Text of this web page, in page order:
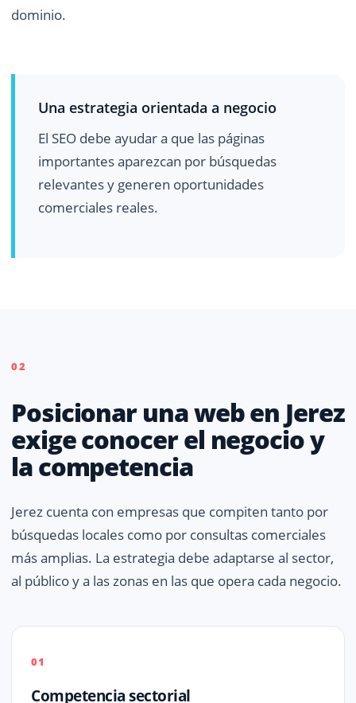
dominio.
Una estrategia orientada a negocio
El SEO debe ayudar a que las páginas
importantes aparezcan por búsquedas
relevantes y generen oportunidades
comerciales reales.
02
Posicionar una web en Jerez
exige conocer el negocio y
la competencia
Jerez cuenta con empresas que compiten tanto por
búsquedas locales como por consultas comerciales
más amplias. La estrategia debe adaptarse al sector,
al público y a las zonas en las que opera cada negocio.
01
Competencia sectorial